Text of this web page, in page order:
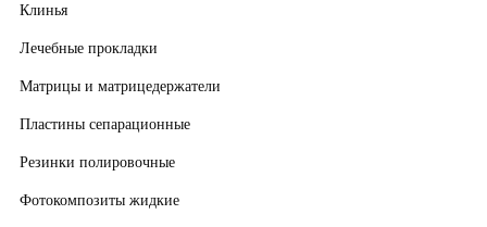
Клинья
Лечебные прокладки
Матрицы и матрицедержатели
Пластины сепарационные
Резинки полировочные
Фотокомпозиты жидкие